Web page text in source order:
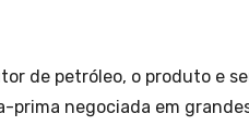
de petróleo, o produto e
prima negociada em